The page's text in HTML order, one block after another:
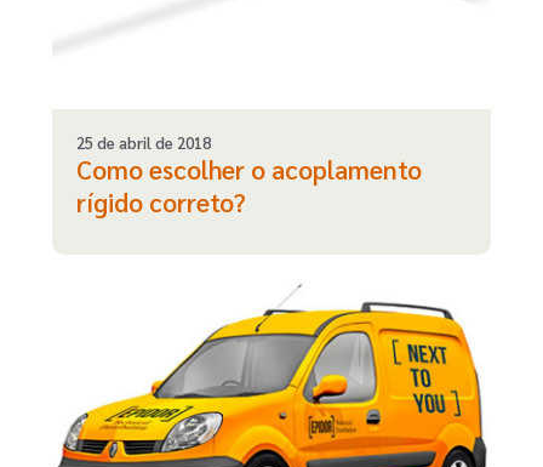
25 de abril de 2018
Como escolher o acoplamento
rígido correto?